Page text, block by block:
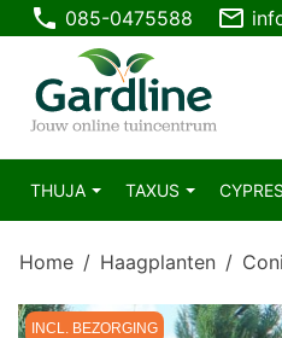
phone 085-0475588 mail_outline
THUJA TAXUS CYPRES
Home Haagplanten
INCL. BEZORGING